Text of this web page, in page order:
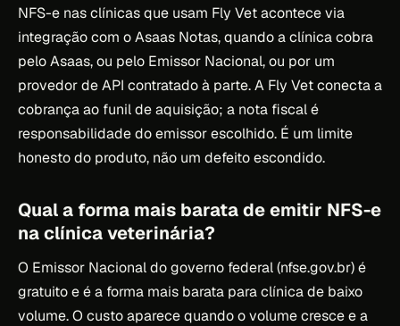
NFS-e nas clínicas que usam Fly Vet acontece via
integração com o Asaas Notas, quando a clínica cobra
pelo Asaas, ou pelo Emissor Nacional, ou por um
provedor de API contratado à parte. A Fly Vet conecta a
cobrança ao funil de aquisição; a nota fiscal é
responsabilidade do emissor escolhido. É um limite
honesto do produto, não um defeito escondido.
Qual a forma mais barata de emitir NFS-e
na clínica veterinária?
O Emissor Nacional do governo federal (nfse.gov.br) é
gratuito e é a forma mais barata para clínica de baixo
volume. O custo aparece quando o volume cresce e a